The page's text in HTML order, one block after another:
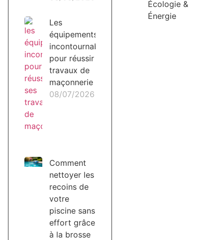
Les
équipements
incontournables
pour réussir ses
travaux de
maçonnerie
08/07/2026
Comment
nettoyer les
recoins de
votre
piscine sans
effort grâce
à la brosse
Écologie &
Énergie